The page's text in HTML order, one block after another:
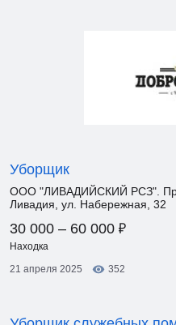
Уборщик
ООО "ЛИВАДИЙСКИЙ РСЗ".
Ливадия, ул. Набережная, 32
30 000 – 60 000 ₽
Находка
21 апреля 2025
352